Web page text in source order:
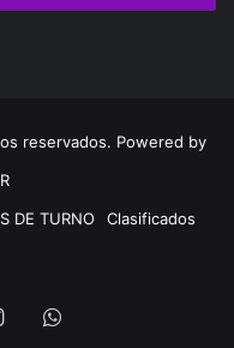
reservados. Powered by
DE TURNO
Clasificados
InstagramWhatsapp